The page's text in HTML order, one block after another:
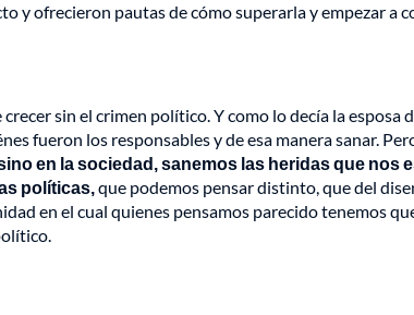
y ofrecieron pautas de cómo superarla y empezar a
sin el crimen político. Y como lo decía la esposa
fueron los responsables y de esa manera sanar.
en la sociedad, sanemos las heridas que nos
políticas,que podemos pensar distinto, que del
en el cual quienes pensamos parecido tenemos